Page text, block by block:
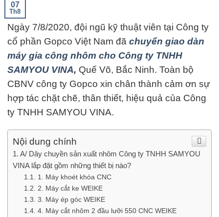
07
Th8
Ngày 7/8/2020, đội ngũ kỹ thuật viên tại Công ty
cổ phần Gopco Việt Nam đã chuyển giao dàn
máy gia công nhôm cho Công ty TNHH
SAMYOU VINA, Quế Võ, Bắc Ninh. Toàn bộ
CBNV công ty Gopco xin chân thành cảm ơn sự
hợp tác chặt chẽ, thân thiết, hiệu quả của Công
ty TNHH SAMYOU VINA.
Nội dung chính
A/ Dây chuyền sản xuất nhôm Công ty TNHH SAMYOU
VINA lắp đặt gồm những thiết bị nào?
1. Máy khoét khóa CNC
2. Máy cắt ke WEIKE
3. Máy ép góc WEIKE
4. Máy cắt nhôm 2 đầu lưỡi 550 CNC WEIKE